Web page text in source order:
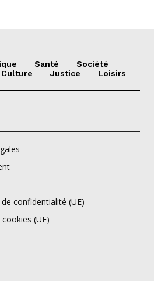
Santé
Société
Culture
Justice Loisirs
confidentialité (UE)
(UE)